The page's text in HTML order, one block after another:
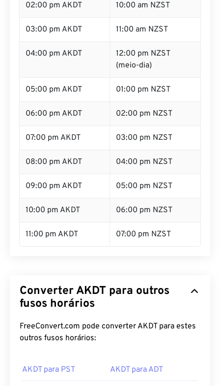
02:00 pm AKDT 10:00 am NZST
03:00 pm AKDT 11:00 am NZST
04:00 pm AKDT
12:00 pm NZST
(meio-dia)
05:00 pm AKDT 01:00 pm NZST
06:00 pm AKDT 02:00 pm NZST
07:00 pm AKDT 03:00 pm NZST
08:00 pm AKDT 04:00 pm NZST
09:00 pm AKDT 05:00 pm NZST
10:00 pm AKDT 06:00 pm NZST
11:00 pm AKDT 07:00 pm NZST
Converter AKDT para outros
fusos horários
FreeConvert.com pode converter AKDT para estes
outros fusos horários:
AKDT para PST AKDT para ADT